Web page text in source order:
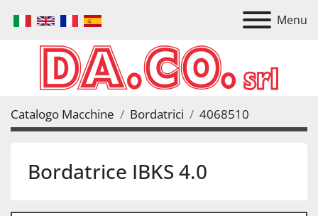
Menu
Catalogo Macchine Bordatrici 4068510
Bordatrice IBKS 4.0